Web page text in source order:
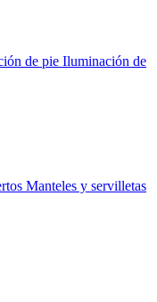
de pie Iluminación de
Manteles y servilletas